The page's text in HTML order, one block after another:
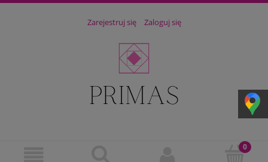
Zarejestruj się Zaloguj się